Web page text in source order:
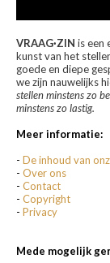
VRAAG·ZIN is een
kunst van het
goede en diepe
we zijn nauwelijks
stellen minstens zo
minstens zo lastig.
Meer informatie:
- De inhoud van
- Over ons
- Contact
- Copyright
- Privacy
Mede mogelijk